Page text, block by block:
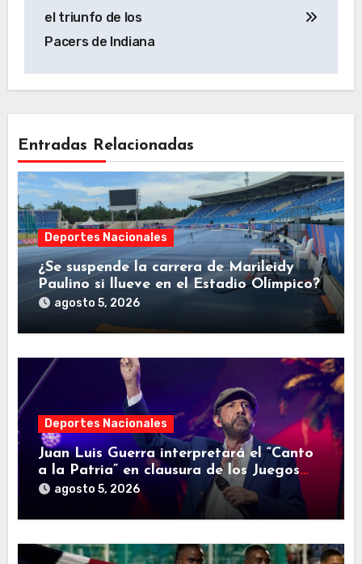
entradas
el triunfo de los
Pacers de Indiana
Entradas Relacionadas
Deportes Nacionales
¿Se suspende la carrera de Marileidy
Paulino si llueve en el Estadio Olímpico?
agosto 5, 2026
Deportes Nacionales
Juan Luis Guerra interpretará el “Canto
a la Patria” en clausura de los Juegos
Centroamericanos y del Caribe
agosto 5, 2026